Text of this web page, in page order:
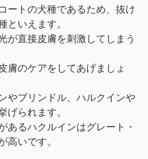
ートの犬種であるため、抜け
といえます。
が直接皮膚を刺激してしまう
膚のケアをしてあげましょ
やブリンドル、ハルクインや
げられます。
あるハクルインはグレート・
高いです。